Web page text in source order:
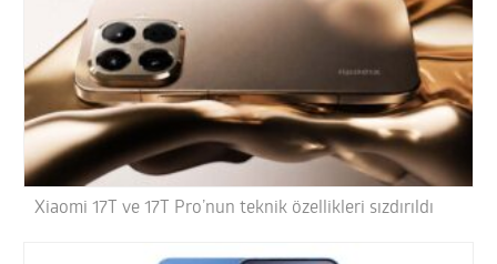
Xiaomi 17T ve 17T Pro’nun teknik özellikleri sızdırıldı